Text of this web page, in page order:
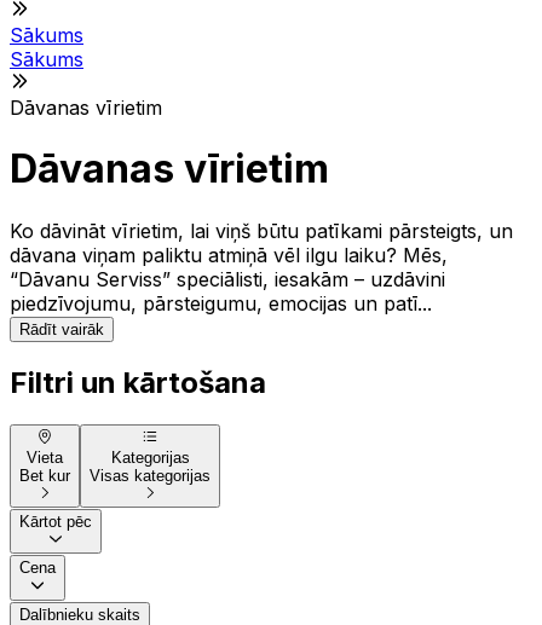
Sākums
Sākums
Dāvanas vīrietim
Dāvanas vīrietim
Ko dāvināt vīrietim, lai viņš būtu patīkami pārsteigts, un
dāvana viņam paliktu atmiņā vēl ilgu laiku? Mēs,
“Dāvanu Serviss” speciālisti, iesakām – uzdāvini
piedzīvojumu, pārsteigumu, emocijas un patī...
Rādīt vairāk
Filtri un kārtošana
Vieta
Bet kur
Kategorijas
Visas kategorijas
Kārtot pēc
Cena
Dalībnieku skaits